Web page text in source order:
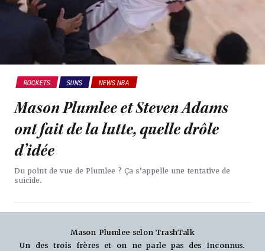
ROCKETS SUNS NEWS NBA
Mason Plumlee et Steven Adams
ont fait de la lutte, quelle drôle
d’idée
Du point de vue de Plumlee ? Ça s’appelle une tentative de
suicide.
Mason Plumlee selon TrashTalk
Un des trois frères et on ne parle pas des Inconnus.